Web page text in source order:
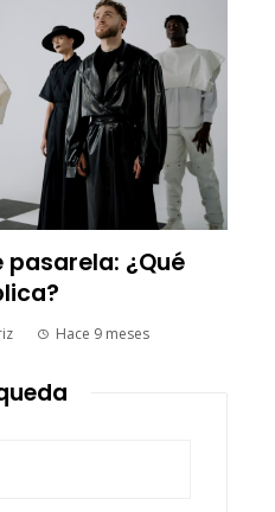
pasarela: ¿Qué
Hace 9 meses